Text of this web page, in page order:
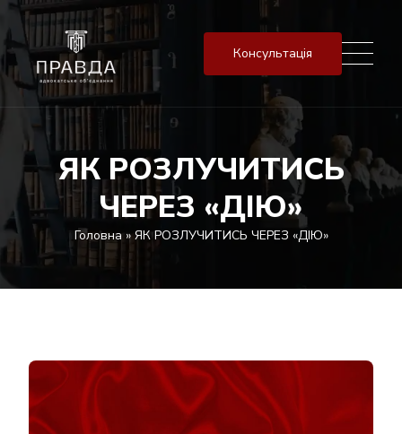
Консультація
ЯК РОЗЛУЧИТИСЬ
ЧЕРЕЗ «ДІЮ»
Головна»ЯК РОЗЛУЧИТИСЬ ЧЕРЕЗ «ДІЮ»